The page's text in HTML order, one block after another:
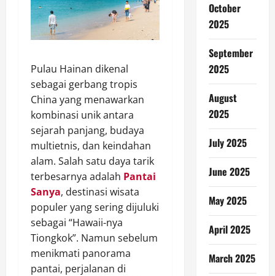
Pulau Hainan dikenal
sebagai gerbang tropis
China yang menawarkan
kombinasi unik antara
sejarah panjang, budaya
multietnis, dan keindahan
alam. Salah satu daya tarik
terbesarnya adalah Pantai
Sanya, destinasi wisata
populer yang sering dijuluki
sebagai “Hawaii-nya
Tiongkok”. Namun sebelum
menikmati panorama
pantai, perjalanan di
October
2025
September
2025
August
2025
July 2025
June 2025
May 2025
April 2025
March 2025